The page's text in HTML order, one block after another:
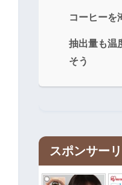
コーヒーを
抽出量も温
そう
スポンサー